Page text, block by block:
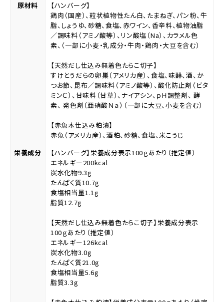
原材料
【ハンバーグ】
鶏肉（国産）、粒状植物性たん白、たまねぎ、パン粉、牛
脂、しょうゆ、砂糖、食塩、赤ワイン、香辛料、植物油脂
／調味料（アミノ酸等）、リン酸塩（Na）、カラメル色
素、（一部に小麦・乳成分・牛肉・鶏肉・大豆を含む）
【天然だし仕込み無着色たらこ切子】
すけとうだらの卵巣（アメリカ産）、食塩、味醂、酒、か
つお節、昆布／調味料（アミノ酸等）、酸化防止剤（ビタ
ミンＣ）、甘味料（甘草）、ナイアシン、ｐＨ調整剤、 酵
素、 発色剤（亜硝酸Ｎａ）（一部に大豆、小麦を含む）
【赤魚本仕込み粕漬】
赤魚（アメリカ産）、酒粕、砂糖、食塩、米こうじ
栄養成分
【ハンバーグ】栄養成分表示100ｇあたり（推定値）
エネルギー200kcal
炭水化物9.3g
たんぱく質10.7g
食塩相当量1.1g
脂質12.7g
【天然だし仕込み無着色たらこ切子】栄養成分表示
100ｇあたり（推定値）
エネルギー126kcal
炭水化物3.0g
たんぱく質21.0g
食塩相当量5.6g
脂質3.3g